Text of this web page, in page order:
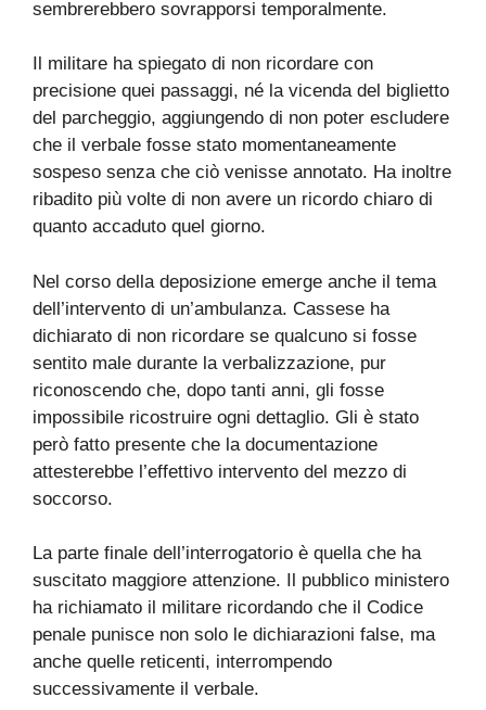
sembrerebbero sovrapporsi temporalmente.
Il militare ha spiegato di non ricordare con
precisione quei passaggi, né la vicenda del biglietto
del parcheggio, aggiungendo di non poter escludere
che il verbale fosse stato momentaneamente
sospeso senza che ciò venisse annotato. Ha inoltre
ribadito più volte di non avere un ricordo chiaro di
quanto accaduto quel giorno.
Nel corso della deposizione emerge anche il tema
dell’intervento di un’ambulanza. Cassese ha
dichiarato di non ricordare se qualcuno si fosse
sentito male durante la verbalizzazione, pur
riconoscendo che, dopo tanti anni, gli fosse
impossibile ricostruire ogni dettaglio. Gli è stato
però fatto presente che la documentazione
attesterebbe l’effettivo intervento del mezzo di
soccorso.
La parte finale dell’interrogatorio è quella che ha
suscitato maggiore attenzione. Il pubblico ministero
ha richiamato il militare ricordando che il Codice
penale punisce non solo le dichiarazioni false, ma
anche quelle reticenti, interrompendo
successivamente il verbale.